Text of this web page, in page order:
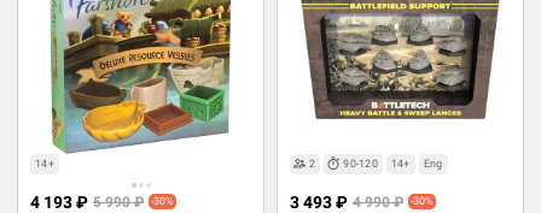
14+
4 193 ₽ 5 990 ₽ -30%
2 90-120 14+ Eng
3 493 ₽ 4 990 ₽ -30%